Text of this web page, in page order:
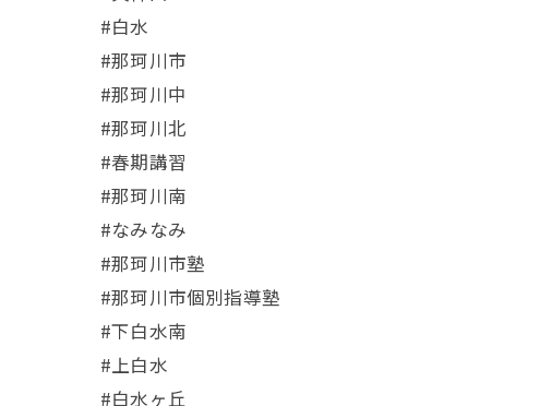
#白水
#那珂川市
#那珂川中
#那珂川北
#春期講習
#那珂川南
#なみなみ
#那珂川市塾
#那珂川市個別指導塾
#下白水南
#上白水
#白水ヶ丘